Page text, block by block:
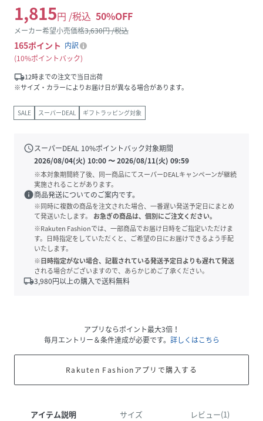
1,815円 /税込 50%OFF
メーカー希望小売価格3,630円 /税込
165ポイント 内訳
10%ポイントバック
local_shipping12時までの注文で当日出荷
※サイズ・カラーによりお届け日が異なる場合があります。
SALE スーパーDEAL ギフトラッピング対象
scheduleスーパーDEAL 10%ポイントバック対象期間
2026/08/04(火) 10:00〜2026/08/11(火) 09:59
※本対象期間終了後、同一商品にてスーパーDEALキャンペーンが継続
実施されることがあります。
info商品発送についてのご案内です。
※同時に複数の商品を注文された場合、一番遅い発送予定日にまとめ
て発送いたします。
お急ぎの商品は、個別にご注文ください。
※Rakuten Fashionでは、一部商品でお届け日時をご指定いただけま
す。日時指定をしていただくと、ご希望の日にお届けできるよう手配
いたします。
※日時指定がない場合、記載されている発送予定日よりも遅れて発送
される場合がございますので、あらかじめご了承ください。
local_shipping3,980円以上の購入で送料無料
アプリならポイント最大3倍！
毎月エントリー＆条件達成が必要です。 詳しくはこちら
Rakuten Fashionアプリで購入する
アイテム説明 サイズ レビュー(1)